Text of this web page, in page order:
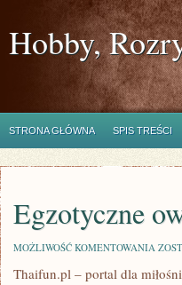
Hobby,
STRONA GŁÓWNA SPIS TREŚCI
Egzotyczne
MOŻLIWOŚĆ KOMENTOWANIA
AZJI
Thaifun.pl – portal dla